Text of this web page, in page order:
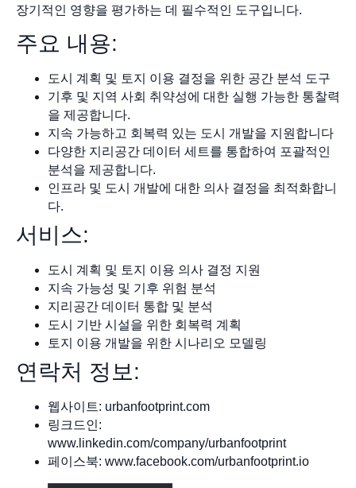
장기적인 영향을 평가하는 데 필수적인 도구입니다.
주요 내용:
도시 계획 및 토지 이용 결정을 위한 공간 분석 도구
기후 및 지역 사회 취약성에 대한 실행 가능한 통찰력
을 제공합니다.
지속 가능하고 회복력 있는 도시 개발을 지원합니다
다양한 지리공간 데이터 세트를 통합하여 포괄적인
분석을 제공합니다.
인프라 및 도시 개발에 대한 의사 결정을 최적화합니
다.
서비스:
도시 계획 및 토지 이용 의사 결정 지원
지속 가능성 및 기후 위험 분석
지리공간 데이터 통합 및 분석
도시 기반 시설을 위한 회복력 계획
토지 이용 개발을 위한 시나리오 모델링
연락처 정보:
웹사이트: urbanfootprint.com
링크드인:
www.linkedin.com/company/urbanfootprint
페이스북: www.facebook.com/urbanfootprint.io